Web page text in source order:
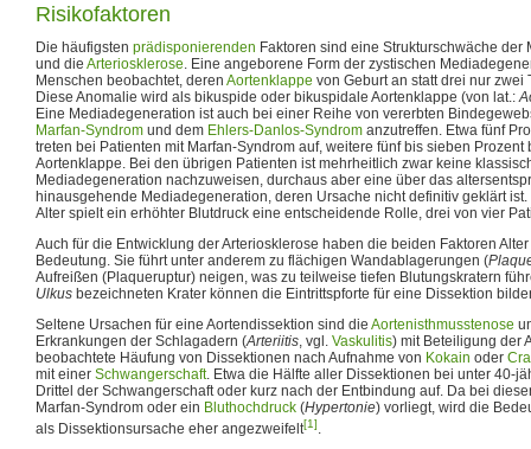
Risikofaktoren
Die häufigsten prädisponierenden Faktoren sind eine Strukturschwäche
und die Arteriosklerose. Eine angeborene Form der zystischen
Menschen beobachtet, deren Aortenklappe von Geburt an statt drei nur zwei
Diese Anomalie wird als bikuspide oder bikuspidale Aortenklappe (von lat.:
Eine Mediadegeneration ist auch bei einer Reihe von vererbten
Marfan-Syndrom und dem Ehlers-Danlos-Syndrom anzutreffen. Etwa fünf
treten bei Patienten mit Marfan-Syndrom auf, weitere fünf bis sieben
Aortenklappe. Bei den übrigen Patienten ist mehrheitlich zwar keine
Mediadegeneration nachzuweisen, durchaus aber eine über das
hinausgehende Mediadegeneration, deren Ursache nicht definitiv geklärt
Alter spielt ein erhöhter Blutdruck eine entscheidende Rolle, drei von vier
Auch für die Entwicklung der Arteriosklerose haben die beiden Faktoren
Bedeutung. Sie führt unter anderem zu flächigen Wandablagerungen (
Aufreißen (Plaqueruptur) neigen, was zu teilweise tiefen Blutungskratern
Ulkus bezeichneten Krater können die Eintrittspforte für eine Dissektion
Seltene Ursachen für eine Aortendissektion sind die Aortenisthmusstenose
Erkrankungen der Schlagadern (Arteriitis, vgl. Vaskulitis) mit Beteiligung der
beobachtete Häufung von Dissektionen nach Aufnahme von Kokain oder
mit einer Schwangerschaft. Etwa die Hälfte aller Dissektionen bei unter 40-
Drittel der Schwangerschaft oder kurz nach der Entbindung auf. Da bei
Marfan-Syndrom oder ein Bluthochdruck (Hypertonie) vorliegt, wird die
als Dissektionsursache eher angezweifelt[1].